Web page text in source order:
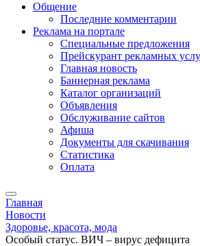
Общение
Последние комментарии
Реклама на портале
Специальные предложения
Прейскурант рекламных
Главная новость
Баннерная реклама
Каталог организаций
Объявления
Обслуживание сайтов
Афиша
Документы для скачивания
Статистика
Оплата
Главная
Новости
Здоровье, красота, мода
Особый статус. ВИЧ – вирус дефицита